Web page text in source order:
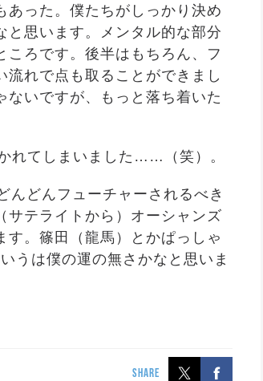
あった。僕たちがしっかり決め
と思います。メンタル的な部分
ろです。後半はもちろん、フ
れで点も取ることができまし
いですが、もっと落ち着いた
れてしまいました……（笑）。
んどんフューチャーされるべき
サテライトから）オーシャンズ
。篠田（龍馬）とかぱっしゃ
うは僕の運の無さかなと思いま
SHARE